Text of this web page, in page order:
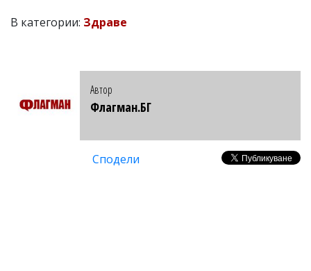
В категории: Здраве
Автор
Флагман.БГ
Сподели